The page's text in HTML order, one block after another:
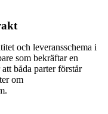
och leveransschema i
som bekräftar en
båda parter förstår
om